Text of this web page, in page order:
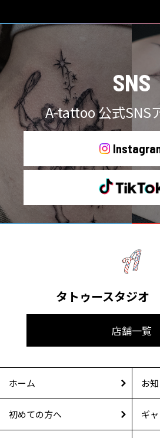
SNS
A-tattoo 公式SNS
タトゥースタジ
店舗一覧
ホーム お
初めての方へ ギ